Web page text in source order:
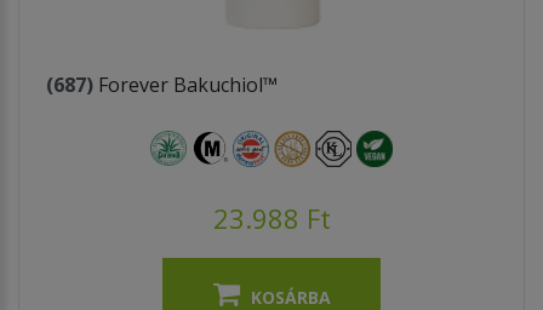
(687) Forever Bakuchiol™
23.988 Ft
KOSÁRBA